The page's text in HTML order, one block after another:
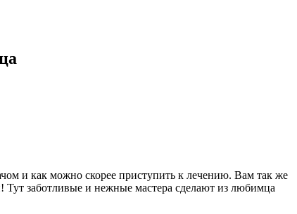
и как можно скорее приступить к лечению. Вам так же
Тут заботливые и нежные мастера сделают из любимца